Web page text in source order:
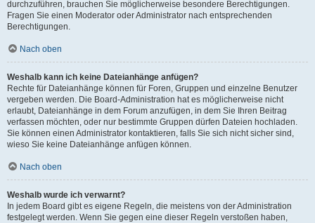
durchzuführen, brauchen Sie möglicherweise besondere Berechtigungen.
Fragen Sie einen Moderator oder Administrator nach entsprechenden
Berechtigungen.
Nach oben
Weshalb kann ich keine Dateianhänge anfügen?
Rechte für Dateianhänge können für Foren, Gruppen und einzelne Benutzer
vergeben werden. Die Board-Administration hat es möglicherweise nicht
erlaubt, Dateianhänge in dem Forum anzufügen, in dem Sie Ihren Beitrag
verfassen möchten, oder nur bestimmte Gruppen dürfen Dateien hochladen.
Sie können einen Administrator kontaktieren, falls Sie sich nicht sicher sind,
wieso Sie keine Dateianhänge anfügen können.
Nach oben
Weshalb wurde ich verwarnt?
In jedem Board gibt es eigene Regeln, die meistens von der Administration
festgelegt werden. Wenn Sie gegen eine dieser Regeln verstoßen haben,